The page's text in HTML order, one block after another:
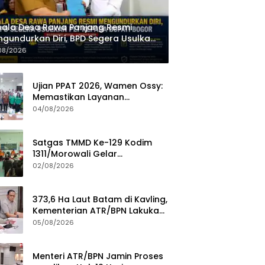
Desa Rawa Panjang Resmi
Diri, BPD Segera Usulkan
kepada Bupati Bogor
2026
Ujian PPAT 2026, Wamen Ossy:
Memastikan Layanan
Pertanahan dari PPAT yang
04/08/2026
Satgas TMMD Ke-129 Kodim
1311/Morowali Gelar
Penyuluhan Mitigasi Bencana
02/08/2026
373,6 Ha Laut Batam di Kavling,
Kementerian ATR/BPN Lakukan
Investigasi
05/08/2026
Menteri ATR/BPN Jamin Proses